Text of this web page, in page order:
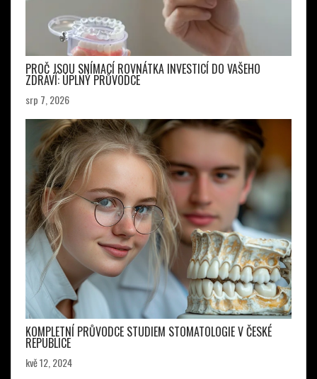
PROČ JSOU SNÍMACÍ ROVNÁTKA INVESTICÍ DO VAŠEHO
ZDRAVÍ: ÚPLNÝ PRŮVODCE
srp 7, 2026
KOMPLETNÍ PRŮVODCE STUDIEM STOMATOLOGIE V ČESKÉ
REPUBLICE
kvě 12, 2024